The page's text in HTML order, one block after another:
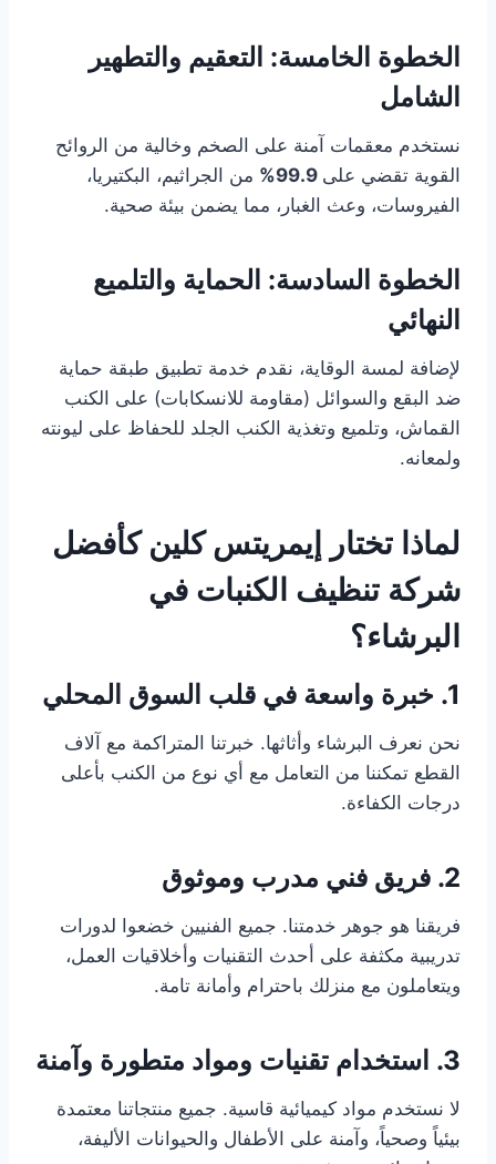
الخطوة الخامسة: التعقيم والتطهير
الشامل
نستخدم معقمات آمنة على الصخم وخالية من الروائح
القوية تقضي على99.9%
من الجراثيم، البكتيريا،
الفيروسات، وعث الغبار، مما يضمن بيئة صحية.
الخطوة السادسة: الحماية والتلميع
النهائي
لإضافة لمسة الوقاية، نقدم خدمة تطبيق طبقة حماية
ضد البقع والسوائل (مقاومة للانسكابات) على الكنب
القماش، وتلميع وتغذية الكنب الجلد للحفاظ على ليونته
ولمعانه.
لماذا تختار إيمريتس كلين كأفضل
شركة تنظيف الكنبات في
البرشاء؟
1. خبرة واسعة في قلب السوق المحلي
نحن نعرف البرشاء وأثاثها. خبرتنا المتراكمة مع آلاف
القطع تمكننا من التعامل مع أي نوع من الكنب بأعلى
درجات الكفاءة.
2. فريق فني مدرب وموثوق
فريقنا هو جوهر خدمتنا. جميع الفنيين خضعوا لدورات
تدريبية مكثفة على أحدث التقنيات وأخلاقيات العمل،
ويتعاملون مع منزلك باحترام وأمانة تامة.
3. استخدام تقنيات ومواد متطورة وآمنة
لا نستخدم مواد كيميائية قاسية. جميع منتجاتنا معتمدة
بيئياً وصحياً، وآمنة على الأطفال والحيوانات الأليفة،